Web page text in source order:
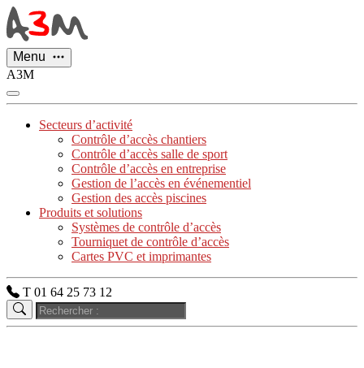
Menu
A3M
Secteurs d’activité
Contrôle d’accès chantiers
Contrôle d’accès salle de sport
Contrôle d’accès en entreprise
Gestion de l’accès en événementiel
Gestion des accès piscines
Produits et solutions
Systèmes de contrôle d’accès
Tourniquet de contrôle d’accès
Cartes PVC et imprimantes
T 01 64 25 73 12
Panneau de gestion des cookies